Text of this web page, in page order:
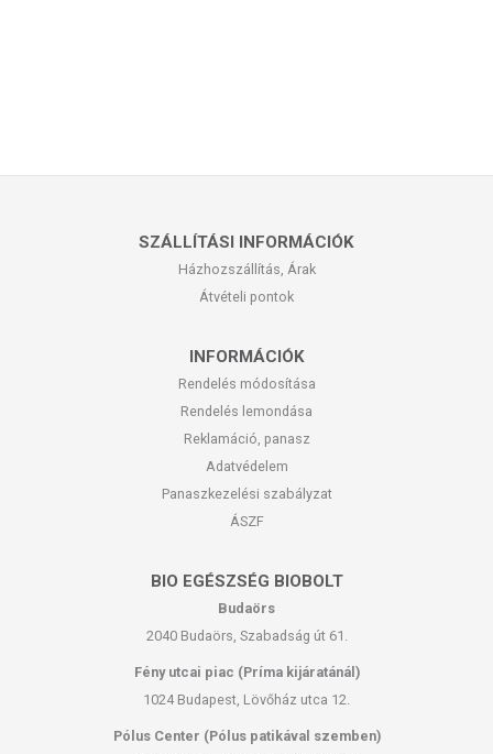
SZÁLLÍTÁSI INFORMÁCIÓK
Házhozszállítás, Árak
Átvételi pontok
INFORMÁCIÓK
Rendelés módosítása
Rendelés lemondása
Reklamáció, panasz
Adatvédelem
Panaszkezelési szabályzat
ÁSZF
BIO EGÉSZSÉG BIOBOLT
Budaörs
2040 Budaörs, Szabadság út 61.
Fény utcai piac (Príma kijáratánál)
1024 Budapest, Lövőház utca 12.
Pólus Center (Pólus patikával szemben)